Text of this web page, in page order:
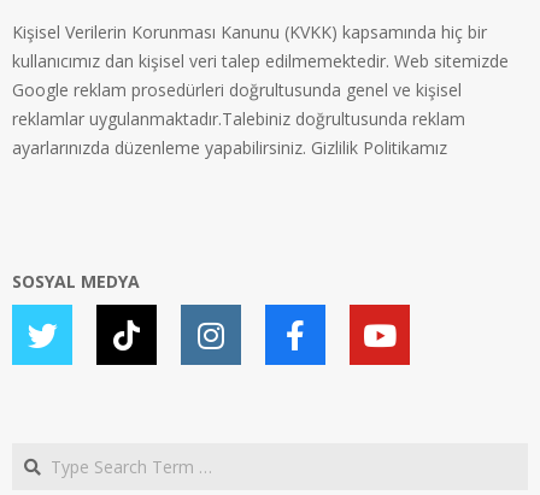
Kişisel Verilerin Korunması Kanunu (KVKK) kapsamında hiç bir
kullanıcımız dan kişisel veri talep edilmemektedir. Web sitemizde
Google reklam prosedürleri doğrultusunda genel ve kişisel
reklamlar uygulanmaktadır.Talebiniz doğrultusunda reklam
ayarlarınızda düzenleme yapabilirsiniz. Gizlilik Politikamız
SOSYAL MEDYA
Search